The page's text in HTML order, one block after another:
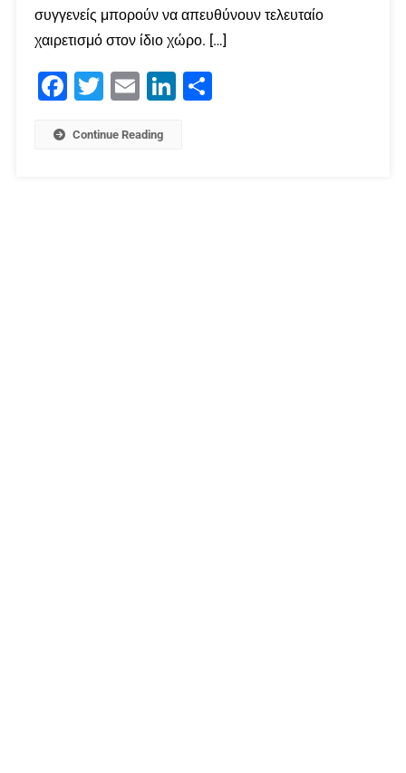
συγγενείς μπορούν να απευθύνουν τελευταίο
χαιρετισμό στον ίδιο χώρο. […]
Facebook
Twitter Email LinkedIn
Continue Reading